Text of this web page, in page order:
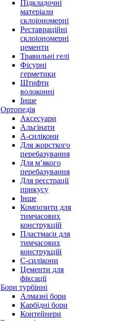
Підкладочні
матеріали
склоіономерні
Реставраційні
склоіономерні
цементи
Травильні гелі
Фісурні
герметики
Штифти
волоконні
Інше
Ортопедія
Аксесуари
Альгінати
А-силікони
Для жорсткого
перебазування
Для м’якого
перебазування
Для реєстрації
прикусу
Інше
Композити для
тимчасових
конструкцій
Пластмаси для
тимчасових
конструкцій
С-силікони
Цементи для
фіксації
Бори турбінні
Алмазні бори
Карбідні бори
Контейнери